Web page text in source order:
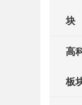
块
高
板